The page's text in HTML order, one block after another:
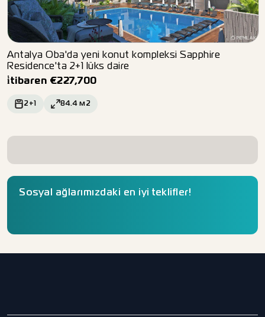
Antalya Oba'da yeni konut kompleksi Sapphire
Residence'ta 2+1 lüks daire
i̇tibaren €227,700
2+1 84.4м2
Sosyal ağlarımızdaki en iyi teklifler!